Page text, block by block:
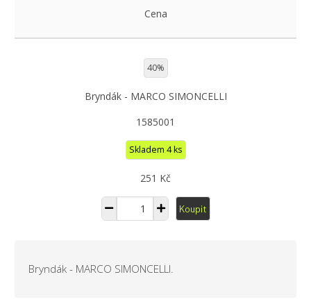
Cena
40%
Bryndák - MARCO SIMONCELLI
1585001
Skladem 4 ks
251 Kč
Koupit
Bryndák - MARCO SIMONCELLI.